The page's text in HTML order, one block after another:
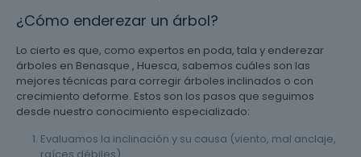
¿Cómo enderezar un árbol?
Lo cierto es que, como expertos en poda, tala y enderezar
árboles en Benasque , Huesca, sabemos cuáles son las
mejores técnicas para corregir árboles inclinados o con
crecimiento deforme. Estos son los pasos que seguimos
desde nuestro conocimiento especializado:
Evaluamos la inclinación y su causa (viento, mal anclaje,